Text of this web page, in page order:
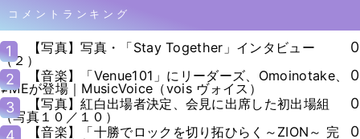
コメントランキング
1
【写真】写真・「Stay Together」インタビュー
（２）
0
2
【音楽】「Venue101」にリーダーズ、Omoinotake、
≠MEが登場｜MusicVoice（vois ヴォイス）
0
3
【写真】紅白出場者決定、会見に出席した初出場組
（写真１０／１０）
0
4
【音楽】「十勝でロックを切り拓ひらく～ZION～ 完
0